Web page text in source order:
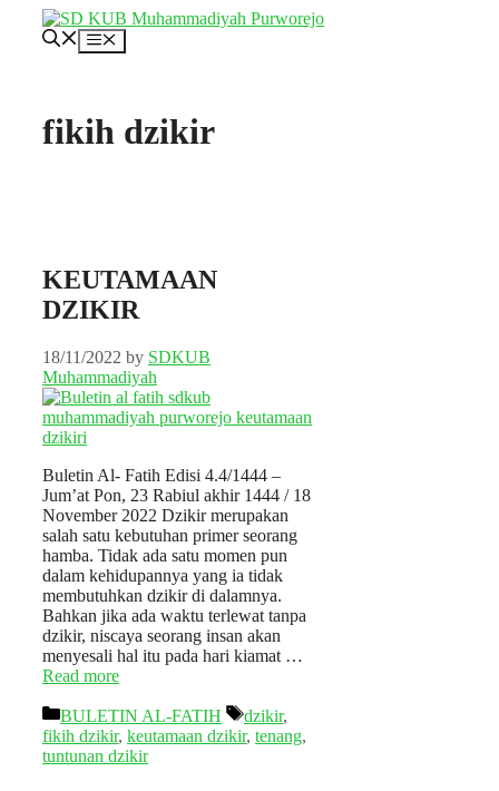
Menu
fikih dzikir
KEUTAMAAN
DZIKIR
18/11/2022 by SDKUB
Muhammadiyah
Buletin Al- Fatih Edisi 4.4/1444 –
Jum’at Pon, 23 Rabiul akhir 1444 / 18
November 2022 Dzikir merupakan
salah satu kebutuhan primer seorang
hamba. Tidak ada satu momen pun
dalam kehidupannya yang ia tidak
membutuhkan dzikir di dalamnya.
Bahkan jika ada waktu terlewat tanpa
dzikir, niscaya seorang insan akan
menyesali hal itu pada hari kiamat …
Read more
Categories
BULETIN AL-FATIH Tags
dzikir,
fikih dzikir, keutamaan dzikir, tenang,
tuntunan dzikir